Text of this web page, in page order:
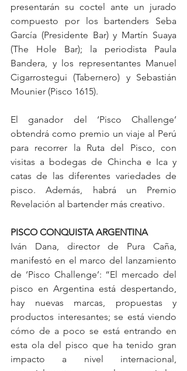
presentarán su coctel ante un jurado
compuesto por los bartenders Seba
García (Presidente Bar) y Martín Suaya
(The Hole Bar); la periodista Paula
Bandera, y los representantes Manuel
Cigarrostegui (Tabernero) y Sebastián
Mounier (Pisco 1615).
El ganador del ‘Pisco Challenge’
obtendrá como premio un viaje al Perú
para recorrer la Ruta del Pisco, con
visitas a bodegas de Chincha e Ica y
catas de las diferentes variedades de
pisco. Además, habrá un Premio
Revelación al bartender más creativo.
PISCO CONQUISTA ARGENTINA
Iván Dana, director de Pura Caña,
manifestó en el marco del lanzamiento
de ‘Pisco Challenge’: “El mercado del
pisco en Argentina está despertando,
hay nuevas marcas, propuestas y
productos interesantes; se está viendo
cómo de a poco se está entrando en
esta ola del pisco que ha tenido gran
impacto a nivel internacional,